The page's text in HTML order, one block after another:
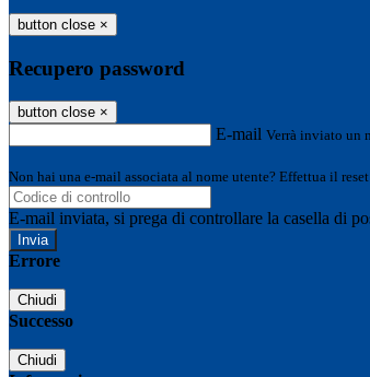
button close ×
Recupero password
button close ×
E-mail Verrà inviato un
Non hai una e-mail associata al nome utente? Effettua il
E-mail inviata, si prega di controllare la casella di
Errore
Chiudi
Successo
Chiudi